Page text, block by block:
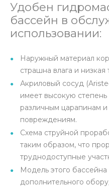
Удобен
бассейн в
использовании:
Наружный материал
страшна влага и низкая
Акриловый сосуд
имеет высокую степень
различным царапинам
повреждениям.
Схема струйной
таким образом, что
труднодоступные
Модель этого
дополнительного